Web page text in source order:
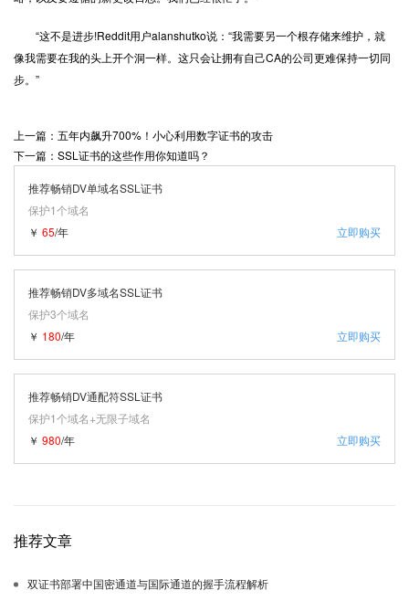
“这不是进步!Reddit用户alanshutko说：“我需要另一个根存储来维护，就
像我需要在我的头上开个洞一样。这只会让拥有自己CA的公司更难保持一切同
步。”
上一篇：五年内飙升700%！小心利用数字证书的攻击
下一篇：SSL证书的这些作用你知道吗？
推荐畅销DV单域名SSL证书
保护1个域名
立即购买
￥ 65/年
推荐畅销DV多域名SSL证书
保护3个域名
立即购买
￥ 180/年
推荐畅销DV通配符SSL证书
保护1个域名+无限子域名
立即购买
￥ 980/年
推荐文章
双证书部署中国密通道与国际通道的握手流程解析